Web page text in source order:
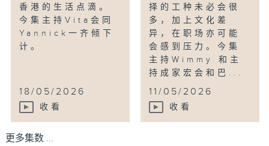
香港的生活点滴。
今集主持Vita会同
Yannick一齐倾下
计。
18/05/2026
收看
择的工种未必会很
多，加上文化差
异，在职场亦可能
会感到压力。今集
主持Wimmy 和主
持成家宏会和巴...
11/05/2026
收看
更多集数 ...